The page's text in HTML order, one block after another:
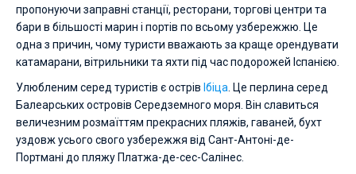
пропонуючи заправні станції, ресторани, торгові центри та
бари в більшості марин і портів по всьому узбережжю. Це
одна з причин, чому туристи вважають за краще орендувати
катамарани, вітрильники та яхти під час подорожей Іспанією.
Улюбленим серед туристів є острів Ібіца . Це перлина серед
Балеарських островів Середземного моря. Він славиться
величезним розмаїттям прекрасних пляжів, гаваней, бухт
уздовж усього свого узбережжя від Сант-Антоні-де-
Портмані до пляжу Платжа-де-сес-Салінес.